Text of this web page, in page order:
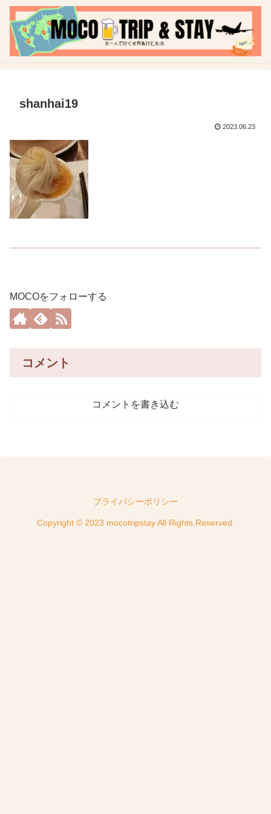
shanhai19
2023.06.23
MOCOをフォローする
コメント
コメントを書き込む
プライバシーポリシー
Copyright © 2023 mocotripstay All Rights Reserved.